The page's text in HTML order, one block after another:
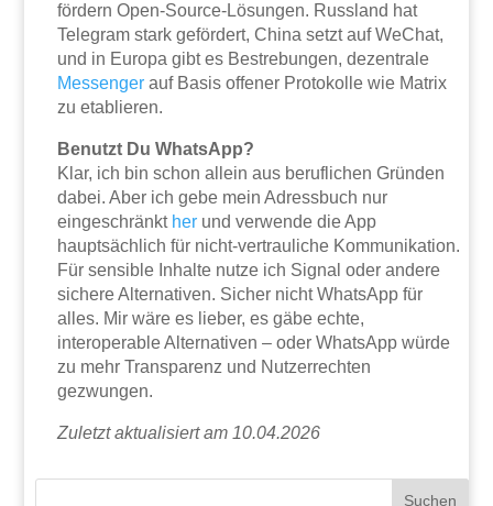
fördern Open-Source-Lösungen. Russland hat
Telegram stark gefördert, China setzt auf WeChat,
und in Europa gibt es Bestrebungen, dezentrale
Messenger auf Basis offener Protokolle wie Matrix
zu etablieren.
Benutzt Du WhatsApp?
Klar, ich bin schon allein aus beruflichen Gründen
dabei. Aber ich gebe mein Adressbuch nur
eingeschränkt her und verwende die App
hauptsächlich für nicht-vertrauliche Kommunikation.
Für sensible Inhalte nutze ich Signal oder andere
sichere Alternativen. Sicher nicht WhatsApp für
alles. Mir wäre es lieber, es gäbe echte,
interoperable Alternativen – oder WhatsApp würde
zu mehr Transparenz und Nutzerrechten
gezwungen.
Zuletzt aktualisiert am 10.04.2026